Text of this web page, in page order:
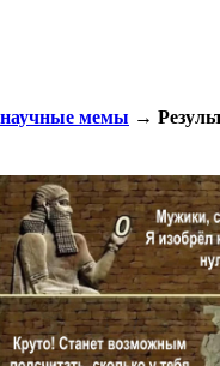
научные мемы →